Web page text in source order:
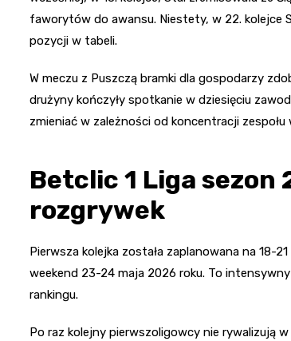
faworytów do awansu. Niestety, w 22. kolejce
pozycji w tabeli.
W meczu z Puszczą bramki dla gospodarzy
drużyny kończyły spotkanie w dziesięciu
zmieniać w zależności od koncentracji
Betclic 1 Liga
rozgrywek
Pierwsza kolejka została zaplanowana na 18-
weekend 23-24 maja 2026 roku. To
rankingu.
Po raz kolejny pierwszoligowcy nie rywalizują